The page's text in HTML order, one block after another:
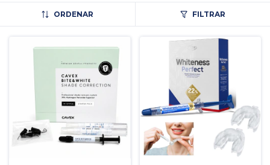
ORDENAR FILTRAR